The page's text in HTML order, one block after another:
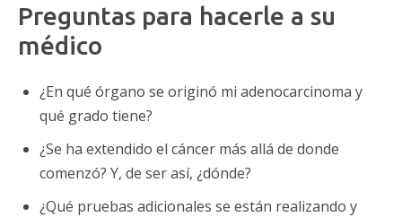
Preguntas para hacerle a su
médico
¿En qué órgano se originó mi adenocarcinoma y
qué grado tiene?
¿Se ha extendido el cáncer más allá de donde
comenzó? Y, de ser así, ¿dónde?
¿Qué pruebas adicionales se están realizando y